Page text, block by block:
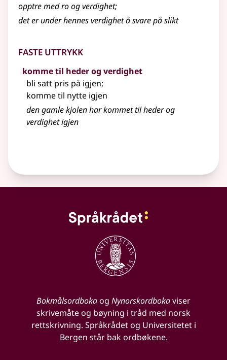
opptre med ro ogverdighet;
det er under hennesverdighetå svare på slikt
Faste uttrykk
komme til heder og verdighet
bli satt pris på igjen;
komme til nytte igjen
den gamle kjolen har kommet til heder og
verdighet igjen
Bokmålsordbokaog Nynorskordbokaviser
skrivemåte og bøyning i tråd med norsk
rettskrivning. Språkrådet og Universitetet i
Bergen står bak ordbøkene.